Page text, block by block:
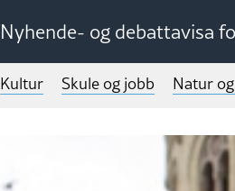
Nyhende- og debattavisa
Kultur Skule og jobb Natur